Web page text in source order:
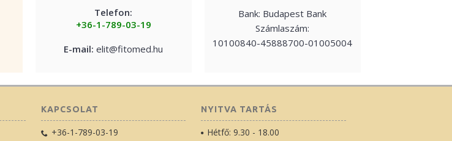
Telefon:
+36-1-789-03-19
E-mail: elit@fitomed.hu
Bank: Budapest Bank
Számlaszám:
10100840-45888700-01005004
KAPCSOLAT
+36-1-789-03-19
NYITVA TARTÁS
Hétfő: 9.30 - 18.00